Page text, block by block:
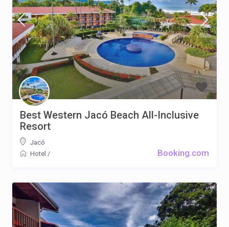
Booking.com
Best Western Jacó Beach All-Inclusive
Resort
Jacó
Hotel /